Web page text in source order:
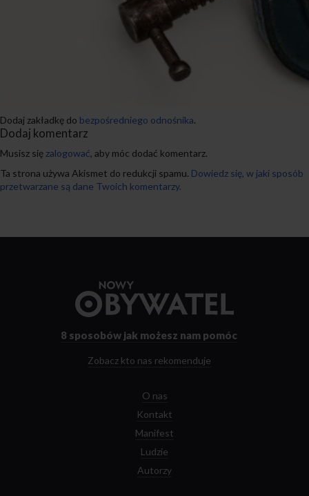
Dodaj zakładkę do bezpośredniego odnośnika.
Dodaj komentarz
Musisz się zalogować, aby móc dodać komentarz.
Ta strona używa Akismet do redukcji spamu. Dowiedz się, w jaki sposób
przetwarzane są dane Twoich komentarzy.
strony
8 sposobów jak możesz nam pomóc
Zobacz kto nas rekomenduje
O nas
Kontakt
Manifest
Ludzie
Autorzy